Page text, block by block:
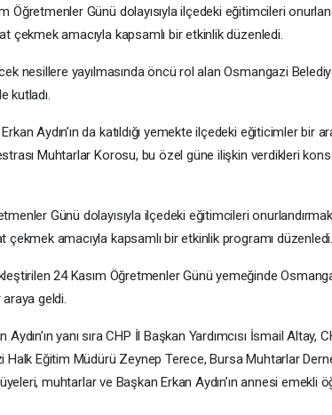
Öğretmenler Günü dolayısıyla ilçedeki eğitimcileri
çekmek amacıyla kapsamlı bir etkinlik düzenledi.
nesillere yayılmasında öncü rol alan Osmangazi
kutladı.
Aydın’ın da katıldığı yemekte ilçedeki eğiticimler bir
Muhtarlar Korosu, bu özel güne ilişkin verdikleri
Günü dolayısıyla ilçedeki eğitimcileri
amacıyla kapsamlı bir etkinlik programı düzenledi.
24 Kasım Öğretmenler Günü yemeğinde
araya geldi.
yanı sıra CHP İl Başkan Yardımcısı İsmail Altay,
Halk Eğitim Müdürü Zeynep Terece, Bursa Muhtarlar
muhtarlar ve Başkan Erkan Aydın’ın annesi emekli